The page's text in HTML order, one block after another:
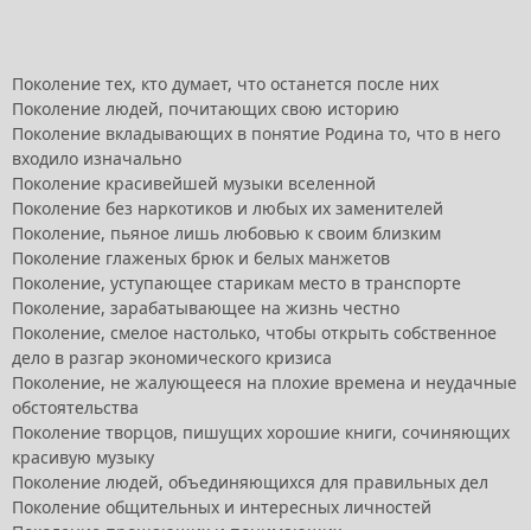
Поколение тех, кто думает, что останется после них
Поколение людей, почитающих свою историю
Поколение вкладывающих в понятие Родина то, что в него
входило изначально
Поколение красивейшей музыки вселенной
Поколение без наркотиков и любых их заменителей
Поколение, пьяное лишь любовью к своим близким
Поколение глаженых брюк и белых манжетов
Поколение, уступающее старикам место в транспорте
Поколение, зарабатывающее на жизнь честно
Поколение, смелое настолько, чтобы открыть собственное
дело в разгар экономического кризиса
Поколение, не жалующееся на плохие времена и неудачные
обстоятельства
Поколение творцов, пишущих хорошие книги, сочиняющих
красивую музыку
Поколение людей, объединяющихся для правильных дел
Поколение общительных и интересных личностей